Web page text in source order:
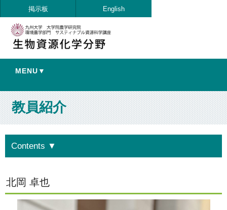
掲示板 English
MENU▼
教員紹介
北岡 卓也
Contents ▼